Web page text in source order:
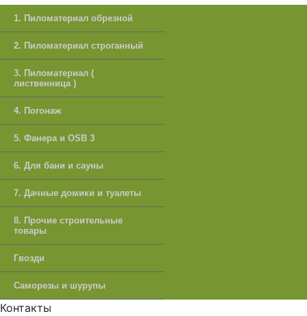
1. Пиломатериал обрезной
2. Пиломатериал строганный
3. Пиломатериал (
лиственница )
4. Погонаж
5. Фанера и OSB 3
6. Для бани и сауны
7. Дачные домики и туалеты
8. Прочие строительные
товары
Гвозди
Саморезы и шурупы
Контакты